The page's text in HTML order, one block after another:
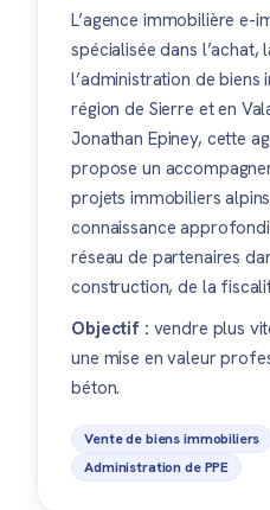
L’agence immobilière e-
spécialisée dans l’achat,
l’administration de biens
région de Sierre et en
Jonathan Epiney, cette
propose un
projets immobiliers
connaissance
réseau de partenaires
construction, de la
Objectif : vendre plus
une mise en valeur
béton.
Vente de biens immobiliers
Administration de PPE